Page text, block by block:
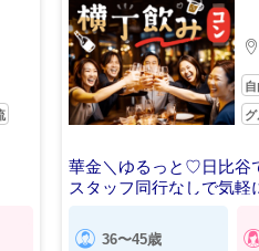
華金＼ゆるっと♡日比谷
スタッフ同行なしで気軽
36〜45歳